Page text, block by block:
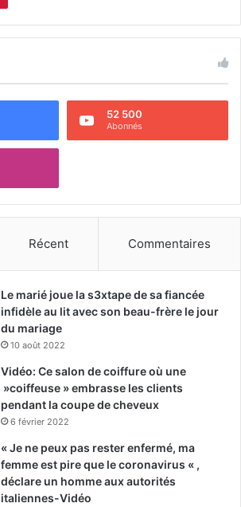
52 500
Abonnés
Récent Commentaires
Le marié joue la s3xtape de sa fiancée
infidèle au lit avec son beau-frère le jour
du mariage
10 août 2022
Vidéo: Ce salon de coiffure où une
»coiffeuse » embrasse les clients
pendant la coupe de cheveux
6 février 2022
« Je ne peux pas rester enfermé, ma
femme est pire que le coronavirus « ,
déclare un homme aux autorités
italiennes-Vidéo